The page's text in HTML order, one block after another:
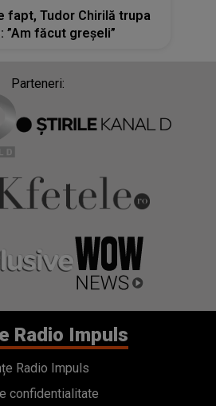
fapt, Tudor Chirilă trupa
”Am făcut greșeli”
Parteneri:
Radio Impuls
Radio Impuls
confidentialitate